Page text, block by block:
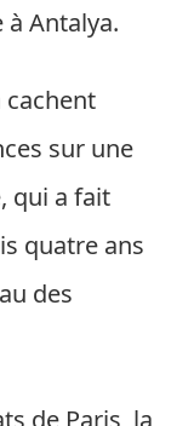
Antalya.
cachent
sur une
qui a fait
quatre ans
des
de Paris, la